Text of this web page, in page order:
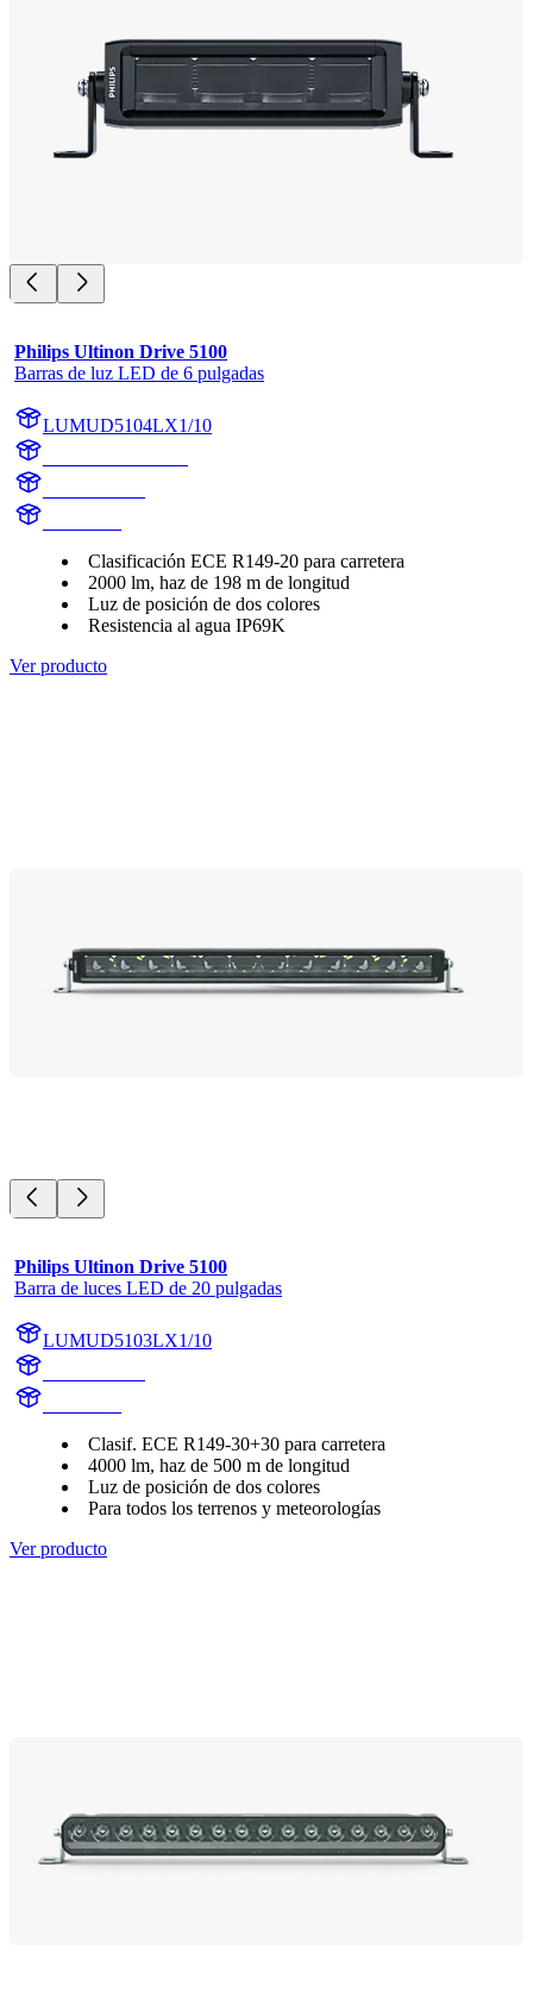
Philips Ultinon Drive 5100
Barras de luz LED de 6 pulgadas
LUMUD5104LX1/10
Clasificación ECE R149-20 para carretera
2000 lm, haz de 198 m de longitud
Luz de posición de dos colores
Resistencia al agua IP69K
Ver producto
Philips Ultinon Drive 5100
Barra de luces LED de 20 pulgadas
LUMUD5103LX1/10
Clasif. ECE R149-30+30 para carretera
4000 lm, haz de 500 m de longitud
Luz de posición de dos colores
Para todos los terrenos y meteorologías
Ver producto